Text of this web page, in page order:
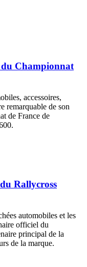
du Championnat
accessoires,
remarquable de son
de France de
Rallycross
automobiles et les
officiel du
principal de la
de la marque.